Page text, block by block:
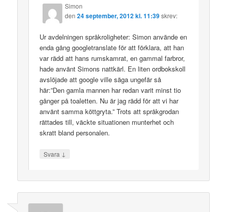
Simon
den24 september, 2012 kl. 11:39skrev:
Ur avdelningen språkroligheter: Simon använde en
enda gång googletranslate för att förklara, att han
var rädd att hans rumskamrat, en gammal farbror,
hade använt Simons nattkärl. En liten ordbokskoll
avslöjade att google ville säga ungefär så
här:”Den gamla mannen har redan varit minst tio
gånger på toaletten. Nu är jag rädd för att vi har
använt samma köttgryta.” Trots att språkgrodan
rättades till, väckte situationen munterhet och
skratt bland personalen.
Svara ↓